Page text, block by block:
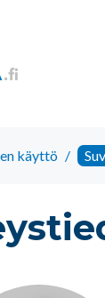
käyttö /